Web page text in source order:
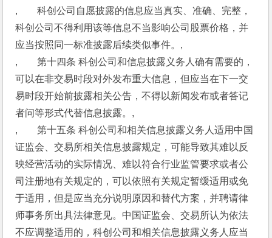
,　　科创公司自愿披露的信息应当真实、准确、完整，
科创公司不得利用该等信息不当影响公司股票价格，并
应当按照同一标准披露后续类似事件。,
,　　第十四条 科创公司和信息披露义务人确有需要的，
可以在非交易时段对外发布重大信息，但应当在下一交
易时段开始前披露相关公告，不得以新闻发布或者答记
者问等形式代替信息披露。,
,　　第十五条 科创公司和相关信息披露义务人适用中国
证监会、交易所相关信息披露规定，可能导致其难以反
映经营活动的实际情况、难以符合行业监管要求或者公
司注册地有关规定的，可以依照有关规定暂缓适用或免
于适用，但是应当充分说明原因和替代方案，并聘请律
师事务所出具法律意见。中国证监会、交易所认为依法
不应调整适用的，科创公司和相关信息披露义务人应当